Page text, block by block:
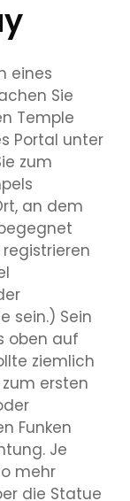
eines
Sie
Temple
Portal unter
zum
an dem
sein.) Sein
oben auf
ziemlich
ersten
Funken
Je
mehr
die Statue